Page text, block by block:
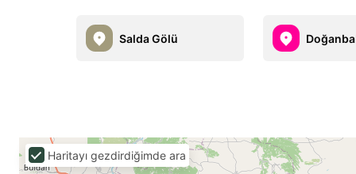
Salda Gölü
Haritayı gezdirdiğimde ara